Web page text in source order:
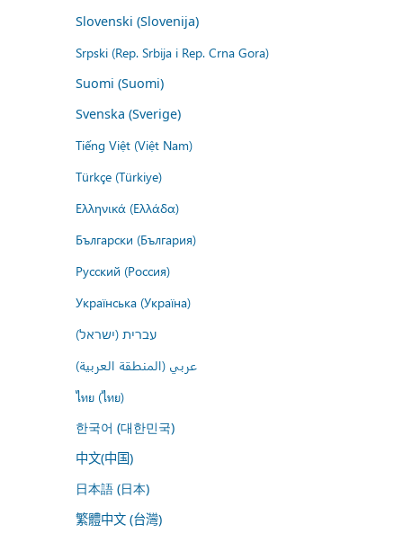
Slovenski (Slovenija)
Srpski (Rep. Srbija i Rep. Crna Gora)
Suomi (Suomi)
Svenska (Sverige)
Tiếng Việt (Việt Nam)
Türkçe (Türkiye)
Ελληνικά (Ελλάδα)
Български (България)
Русский (Россия)
Українська (Україна)
עברית (ישראל)
عربي (المنطقة العربية)
ไทย (ไทย)
한국어 (대한민국)
中文(中国)
日本語 (日本)
繁體中文 (台灣)